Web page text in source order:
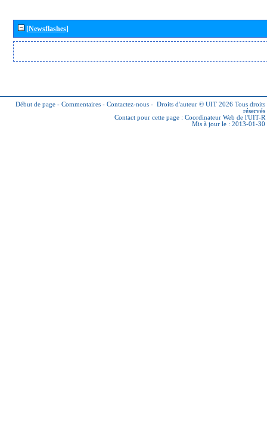
[Newsflashes]
Début de page - Commentaires - Contactez-nous - Droits d'auteur © UIT 2026 Tous droits
réservés
Contact pour cette page : Coordinateur Web de l'UIT-R
Mis à jour le : 2013-01-30